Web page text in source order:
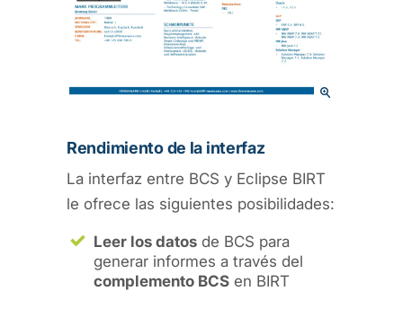
Rendimiento de la interfaz
La interfaz entre BCS y Eclipse BIRT
le ofrece las siguientes posibilidades:
Leer los datos de BCS para
generar informes a través del
complemento BCS en BIRT